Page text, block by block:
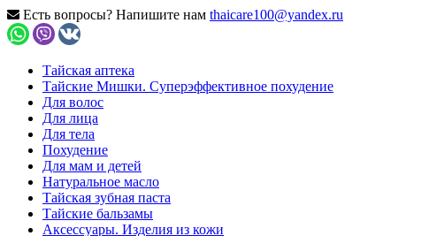
Есть вопросы? Напишите нам thaicare100@yandex.ru
Тайская аптека
Тайские Мишки. Суперэффективное похудение
Для волос
Для лица
Для тела
Похудение
Для мам и детей
Натуральное масло
Тайская зубная паста
Тайские бальзамы
Аксессуары. Изделия из кожи